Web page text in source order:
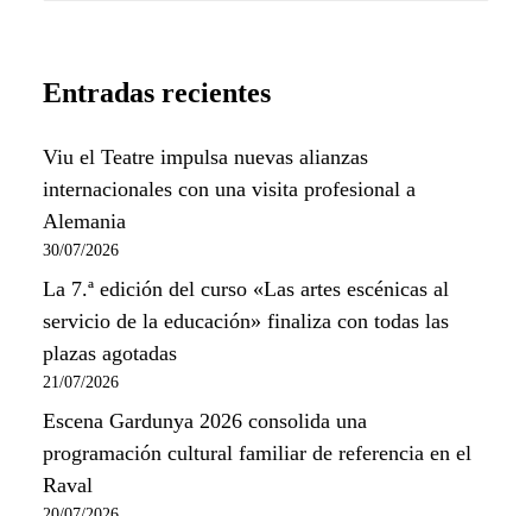
Entradas recientes
Viu el Teatre impulsa nuevas alianzas
internacionales con una visita profesional a
Alemania
30/07/2026
La 7.ª edición del curso «Las artes escénicas al
servicio de la educación» finaliza con todas las
plazas agotadas
21/07/2026
Escena Gardunya 2026 consolida una
programación cultural familiar de referencia en el
Raval